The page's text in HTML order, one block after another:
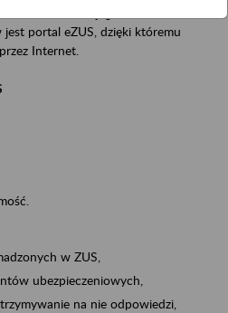
portal eZUS, dzięki któremu
Internet.
w ZUS,
ubezpieczeniowych,
na nie odpowiedzi,